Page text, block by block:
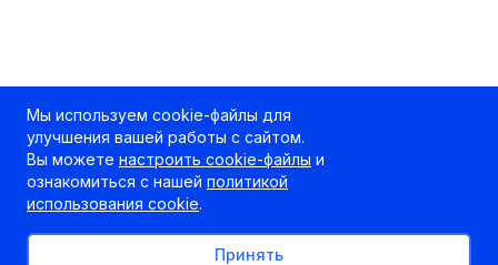
Мы используем cookie-файлы для
улучшения вашей работы с сайтом.
Вы можете настроить cookie-файлы и
ознакомиться с нашей политикой
использования cookie.
Принять